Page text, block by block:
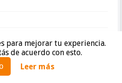
para mejorar tu experiencia.
de acuerdo con esto.
Leer más